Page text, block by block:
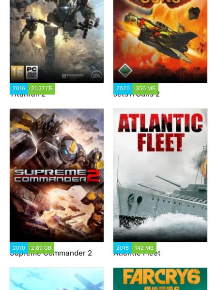
2016 21.37 ГБ
Titanfall 2
2020 350 МБ
Jets’n’Guns 2
2010 2.89 GB
Supreme Commander 2
2016 142 MB
Atlantic Fleet